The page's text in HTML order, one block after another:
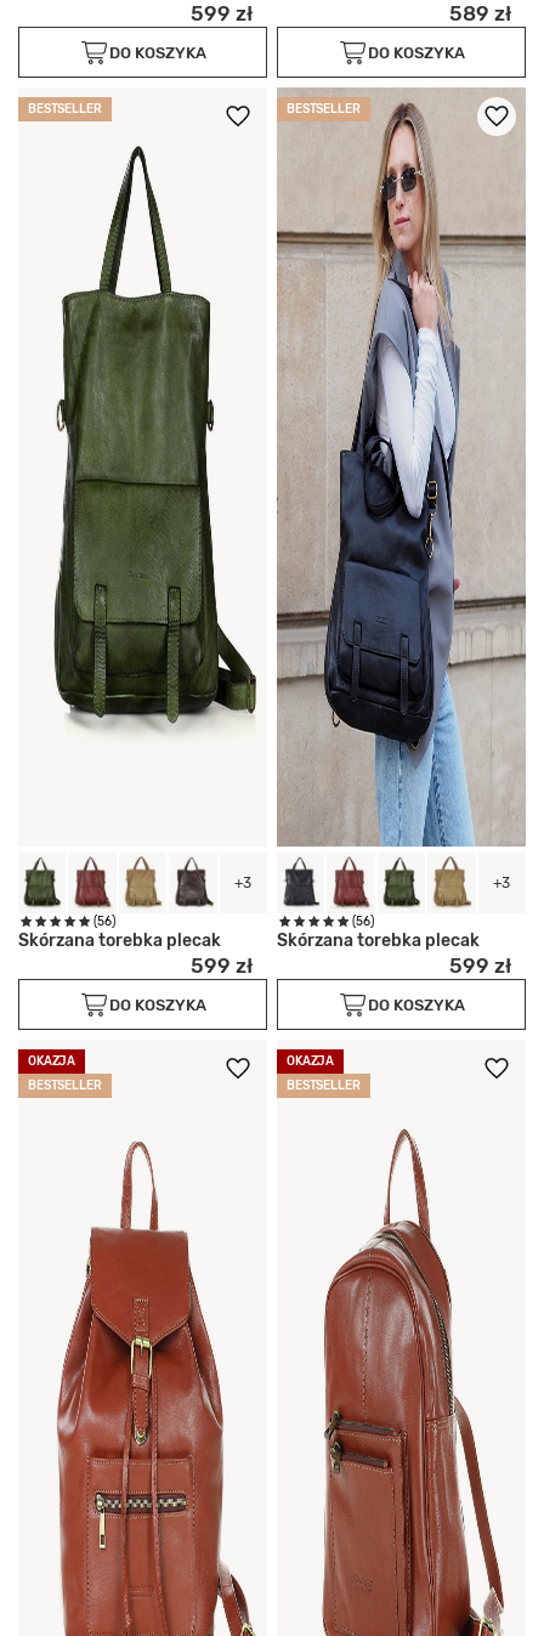
599 zł
DO KOSZYKA
589 zł
DO KOSZYKA
BESTSELLER
+3
(56)
Skórzana torebka plecak
599 zł
DO KOSZYKA
BESTSELLER
+3
(56)
Skórzana torebka plecak
599 zł
DO KOSZYKA
OKAZJA
BESTSELLER
OKAZJA
BESTSELLER